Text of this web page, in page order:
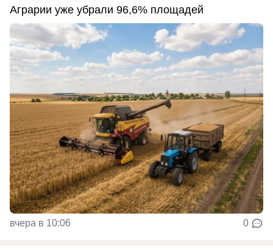
Аграрии уже убрали 96,6% площадей
вчера в 10:06 0